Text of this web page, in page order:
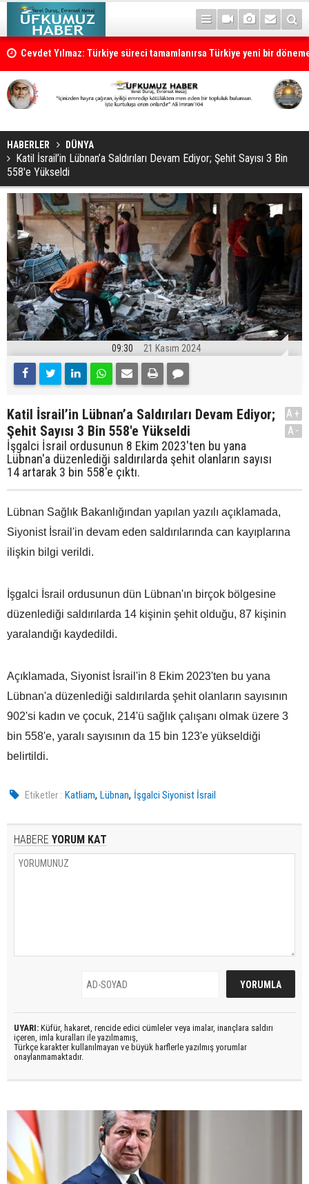
Cevdet Yılmaz: Türkiye süreci tamamlanırsa Türkiye yeni bir
HABERLER DÜNYA
Katil İsrail’in Lübnan’a Saldırıları Devam Ediyor; Şehit Sayısı 3 Bin
558'e Yükseldi
09:30 21 Kasım 2024
Katil İsrail’in Lübnan’a Saldırıları Devam Ediyor;
Şehit Sayısı 3 Bin 558'e Yükseldi
İşgalci İsrail ordusunun 8 Ekim 2023'ten bu yana
Lübnan'a düzenlediği saldırılarda şehit olanların sayısı
14 artarak 3 bin 558'e çıktı.
A+
A-
Lübnan Sağlık Bakanlığından yapılan yazılı açıklamada,
Siyonist İsrail'in devam eden saldırılarında can kayıplarına
ilişkin bilgi verildi.
İşgalci İsrail ordusunun dün Lübnan'ın birçok bölgesine
düzenlediği saldırılarda 14 kişinin şehit olduğu, 87 kişinin
yaralandığı kaydedildi.
Açıklamada, Siyonist İsrail'in 8 Ekim 2023'ten bu yana
Lübnan'a düzenlediği saldırılarda şehit olanların sayısının
902'si kadın ve çocuk, 214'ü sağlık çalışanı olmak üzere 3
bin 558'e, yaralı sayısının da 15 bin 123'e yükseldiği
belirtildi.
Etiketler : Katliam,Lübnan, İşgalci Siyonist İsrail
HABERE YORUM KAT
UYARI: Küfür, hakaret, rencide edici cümleler veya imalar, inançlara saldırı
içeren, imla kuralları ile yazılmamış,
Türkçe karakter kullanılmayan ve büyük harflerle yazılmış yorumlar
onaylanmamaktadır.